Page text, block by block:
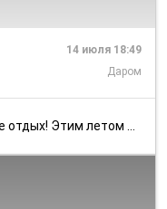
14 июля 18:49
Даром
дарим возможность ...